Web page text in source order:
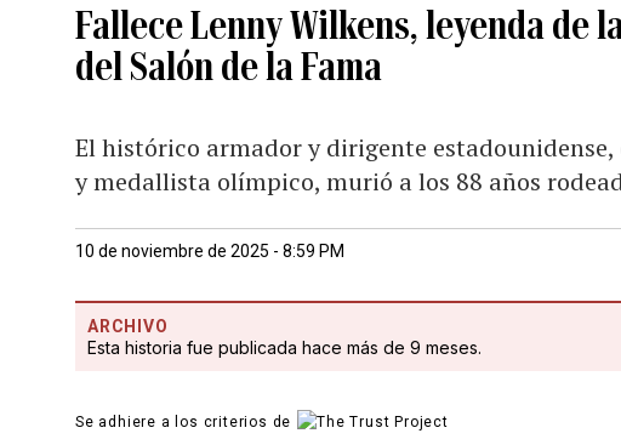
Fallece Lenny Wilkens, leyenda de
del Salón de la Fama
El histórico armador y dirigente estadounidense,
y medallista olímpico, murió a los 88 años
10 de noviembre de 2025 - 8:59 PM
ARCHIVO
Esta historia fue publicada hace más de 9 meses.
Se adhiere a los criterios de